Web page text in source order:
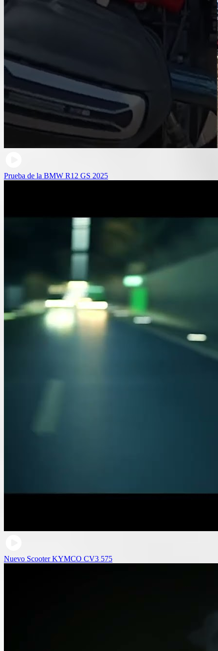
Prueba de la BMW R12 GS 2025
Nuevo Scooter KYMCO CV3 575